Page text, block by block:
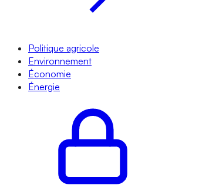
Politique agricole
Environnement
Économie
Énergie